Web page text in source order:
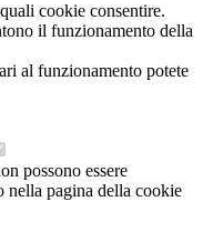
cookie consentire.
il funzionamento della
al funzionamento potete
possono essere
nella pagina della cookie